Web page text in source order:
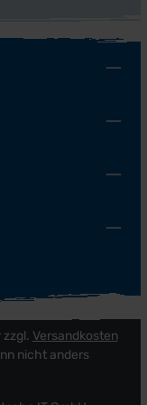
Versandkosten
nicht anders